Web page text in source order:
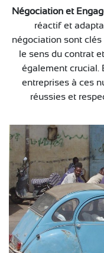
Négociation et
réactif et
négociation sont
le sens du contrat
également crucial.
entreprises à ces
réussies et